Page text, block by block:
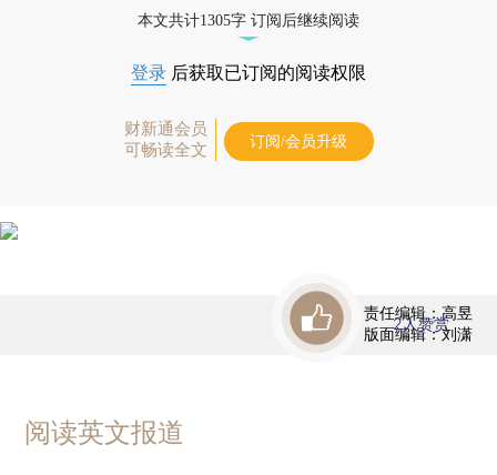
本文共计1305字 订阅后继续阅读
登录 后获取已订阅的阅读权限
财新通会员
可畅读全文
订阅/会员升级
责任编辑：高昱
版面编辑：刘潇
2人赞赏
阅读英文报道